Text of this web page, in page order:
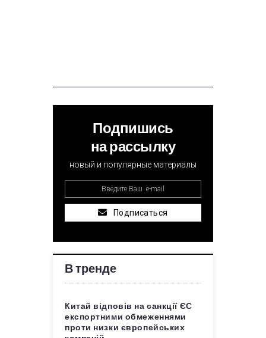
Подпишись
на рассылку
новый и популярные материалы
Подписаться
В тренде
Китай відповів на санкції ЄС
експортними обмеженнями
проти низки європейських